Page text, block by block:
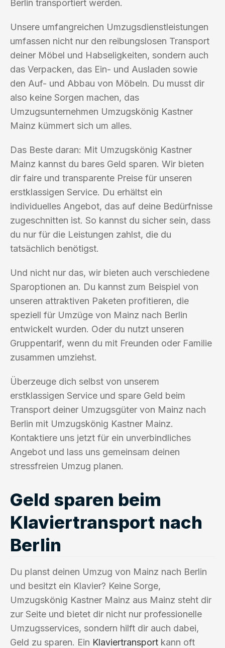
Berlin transportiert werden.
Unsere umfangreichen Umzugsdienstleistungen
umfassen nicht nur den reibungslosen Transport
deiner Möbel und Habseligkeiten, sondern auch
das Verpacken, das Ein- und Ausladen sowie
den Auf- und Abbau von Möbeln. Du musst dir
also keine Sorgen machen, das
Umzugsunternehmen Umzugskönig Kastner
Mainz kümmert sich um alles.
Das Beste daran: Mit Umzugskönig Kastner
Mainz kannst du bares Geld sparen. Wir bieten
dir faire und transparente Preise für unseren
erstklassigen Service. Du erhältst ein
individuelles Angebot, das auf deine Bedürfnisse
zugeschnitten ist. So kannst du sicher sein, dass
du nur für die Leistungen zahlst, die du
tatsächlich benötigst.
Und nicht nur das, wir bieten auch verschiedene
Sparoptionen an. Du kannst zum Beispiel von
unseren attraktiven Paketen profitieren, die
speziell für Umzüge von Mainz nach Berlin
entwickelt wurden. Oder du nutzt unseren
Gruppentarif, wenn du mit Freunden oder Familie
zusammen umziehst.
Überzeuge dich selbst von unserem
erstklassigen Service und spare Geld beim
Transport deiner Umzugsgüter von Mainz nach
Berlin mit Umzugskönig Kastner Mainz.
Kontaktiere uns jetzt für ein unverbindliches
Angebot und lass uns gemeinsam deinen
stressfreien Umzug planen.
Geld sparen beim
Klaviertransport nach
Berlin
Du planst deinen Umzug von Mainz nach Berlin
und besitzt ein Klavier? Keine Sorge,
Umzugskönig Kastner Mainz aus Mainz steht dir
zur Seite und bietet dir nicht nur professionelle
Umzugsservices, sondern hilft dir auch dabei,
Geld zu sparen. Ein Klaviertransport kann oft